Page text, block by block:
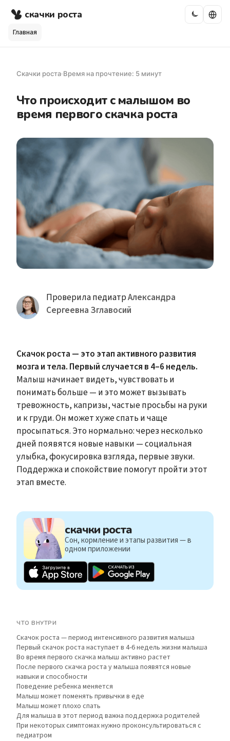
скачки роста
Главная
Скачки роста·Время на прочтение: 5 минут
Что происходит с малышом во
время первого скачка роста
Проверила педиатрАлександра
Сергеевна Зглавосий
Скачок роста — это этап активного развития
мозга и тела. Первый случается в 4–6 недель.
Малыш начинает видеть, чувствовать и
понимать больше — и это может вызывать
тревожность, капризы, частые просьбы на руки
и к груди. Он может хуже спать и чаще
просыпаться. Это нормально: через несколько
дней появятся новые навыки — социальная
улыбка, фокусировка взгляда, первые звуки.
Поддержка и спокойствие помогут пройти этот
этап вместе.
скачки роста
Сон, кормление и этапы развития — в
одном приложении
ЧТО ВНУТРИ
Скачок роста — период интенсивного развития малыша
Первый скачок роста наступает в 4-6 недель жизни малыша
Во время первого скачка малыш активно растет
После первого скачка роста у малыша появятся новые
навыки и способности
Поведение ребенка меняется
Малыш может поменять привычки в еде
Малыш может плохо спать
Для малыша в этот период важна поддержка родителей
При некоторых симптомах нужно проконсультироваться с
педиатром